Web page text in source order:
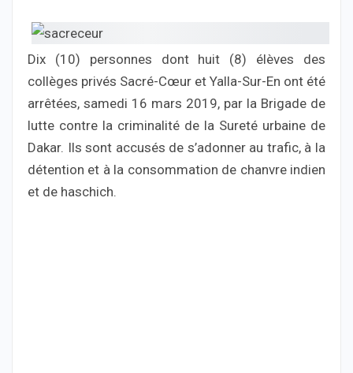
Dix (10) personnes dont huit (8) élèves des
collèges privés Sacré-Cœur et Yalla-Sur-En ont été
arrêtées, samedi 16 mars 2019, par la Brigade de
lutte contre la criminalité de la Sureté urbaine de
Dakar. Ils sont accusés de s’adonner au trafic, à la
détention et à la consommation de chanvre indien
et de haschich.